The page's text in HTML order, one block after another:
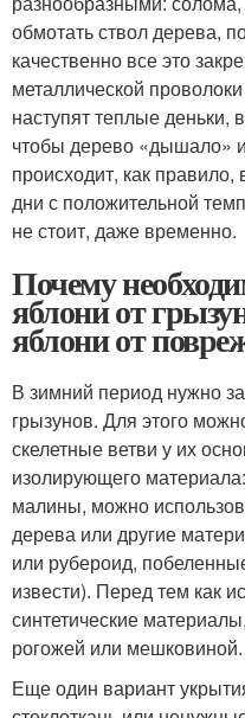
обмотать ствол дерева,
качественно все это
металлической проволоки
наступят теплые деньки,
чтобы дерево «дышало»
происходит, как
дни с положительной
не стоит, даже временно.
Почему
яблони от
яблони от
В зимний период нужно
грызунов. Для этого
скелетные ветви у их
изолирующего
малины, можно
дерева или другие
или рубероид,
извести). Перед тем как
синтетические
рогожей или мешковиной.
Еще один вариант